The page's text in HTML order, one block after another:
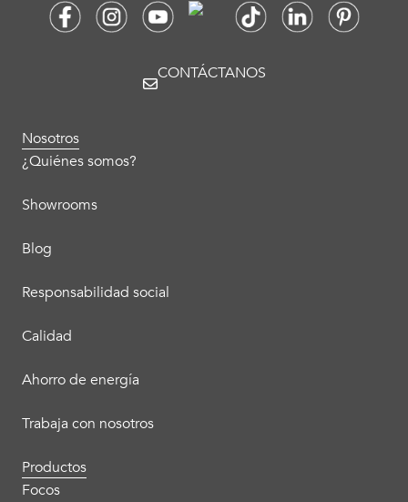
Nosotros
¿Quiénes somos?
Showrooms
Blog
Responsabilidad social
Calidad
Ahorro de energía
Trabaja con nosotros
Productos
Focos
CONTÁCTANOS